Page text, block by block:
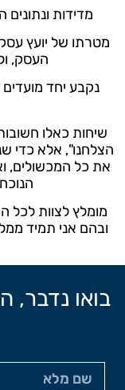
מדידות
מטרתו של יועץ
העסק,
נקבע יחד
שיחות כאלו
הצלחנו", אלא כדי
את כל המכשולים,
מומלץ לצוות לכל
ובהם אני תמיד
בואו נדבר,